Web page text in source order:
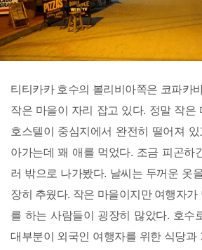
티티카카 호수의 볼리비아쪽은 코파카
작은 마을이 자리 잡고 있다. 정말 작은
호스텔이 중심지에서 완전히 떨어져
아가는데 꽤 애를 먹었다. 조금 피곤하
러 밖으로 나가봤다. 날씨는 두꺼운 옷
장히 추웠다. 작은 마을이지만 여행자가
를 하는 사람들이 굉장히 많았다. 호수
대부분이 외국인 여행자를 위한 식당과